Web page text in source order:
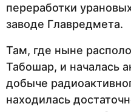
переработки
заводе Главредмета.
Там, где ныне
Табошар, и началась
добыче
находилась